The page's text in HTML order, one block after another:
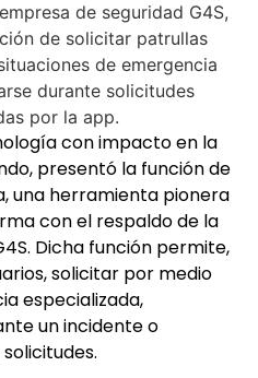
con impacto en la
presentó la función de
una herramienta pionera
con el respaldo de la
Dicha función permite,
solicitar por medio
especializada,
un incidente o